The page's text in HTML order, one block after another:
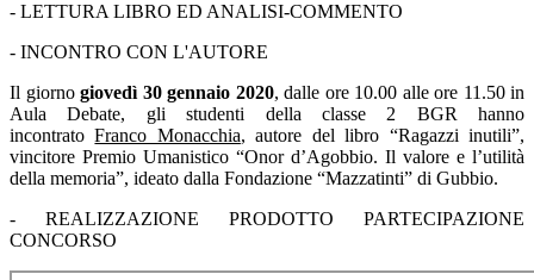
- LETTURA LIBRO ED ANALISI-COMMENTO
- INCONTRO CON L'AUTORE
Il giorno giovedì 30 gennaio 2020, dalle ore 10.00 alle ore 11.50 in
Aula Debate, gli studenti della classe 2 BGR hanno
incontratoFranco Monacchia, autore del libro “Ragazzi inutili”,
vincitore Premio Umanistico “Onor d’Agobbio. Il valore e l’utilità
della memoria”, ideato dalla Fondazione “Mazzatinti” di Gubbio.
- REALIZZAZIONE PRODOTTO PARTECIPAZIONE
CONCORSO